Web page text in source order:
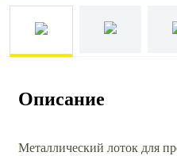
Описание
Металлический лоток для